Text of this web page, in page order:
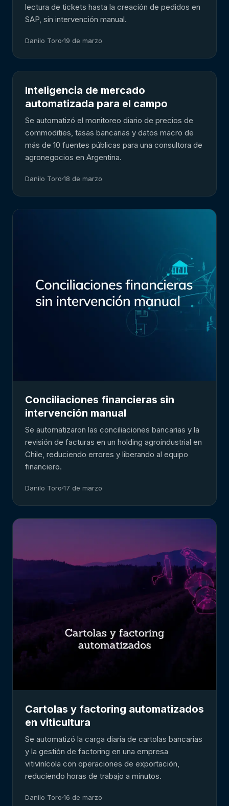
lectura de tickets hasta la creación de pedidos en
SAP, sin intervención manual.
Danilo Toro 19 de marzo
Inteligencia de mercado
automatizada para el campo
Se automatizó el monitoreo diario de precios de
commodities, tasas bancarias y datos macro de
más de 10 fuentes públicas para una consultora de
agronegocios en Argentina.
Danilo Toro 18 de marzo
Conciliaciones financieras sin
intervención manual
Se automatizaron las conciliaciones bancarias y la
revisión de facturas en un holding agroindustrial en
Chile, reduciendo errores y liberando al equipo
financiero.
Danilo Toro 17 de marzo
Cartolas y factoring automatizados
en viticultura
Se automatizó la carga diaria de cartolas bancarias
y la gestión de factoring en una empresa
vitivinícola con operaciones de exportación,
reduciendo horas de trabajo a minutos.
Danilo Toro 16 de marzo